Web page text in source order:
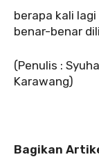
‎berapa kali
benar-benar
‎‎(Penulis :
Karawang)
Bagikan